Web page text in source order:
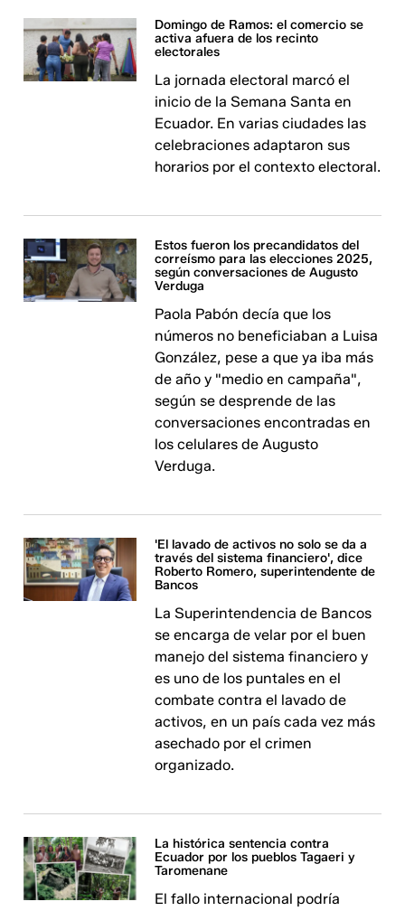
Domingo de Ramos: el comercio se
activa afuera de los recinto
electorales
La jornada electoral marcó el
inicio de la Semana Santa en
Ecuador. En varias ciudades las
celebraciones adaptaron sus
horarios por el contexto electoral.
Estos fueron los precandidatos del
correísmo para las elecciones 2025,
según conversaciones de Augusto
Verduga
Paola Pabón decía que los
números no beneficiaban a Luisa
González, pese a que ya iba más
de año y "medio en campaña",
según se desprende de las
conversaciones encontradas en
los celulares de Augusto
Verduga.
'El lavado de activos no solo se da a
través del sistema financiero', dice
Roberto Romero, superintendente de
Bancos
La Superintendencia de Bancos
se encarga de velar por el buen
manejo del sistema financiero y
es uno de los puntales en el
combate contra el lavado de
activos, en un país cada vez más
asechado por el crimen
organizado.
La histórica sentencia contra
Ecuador por los pueblos Tagaeri y
Taromenane
El fallo internacional podría